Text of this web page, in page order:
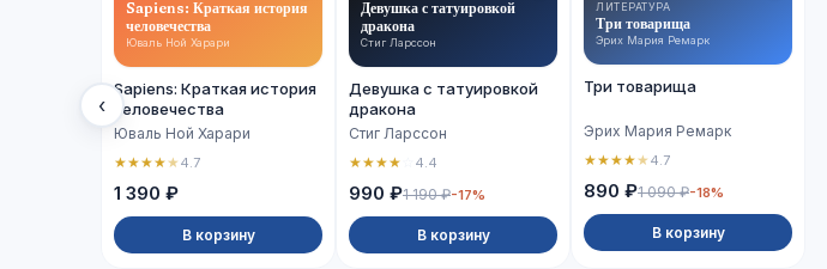
‹
Sapiens: Краткая история
человечества
Юваль Ной Харари
Sapiens: Краткая история
человечества
Юваль Ной Харари
★★★★★4.7
1 390 ₽
В корзину
Девушка с татуировкой
дракона
Стиг Ларссон
Девушка с татуировкой
дракона
Стиг Ларссон
★★★★ 4.4
990 ₽1 190 ₽-17%
В корзину
ЛИТЕРАТУРА
Три товарища
Эрих Мария Ремарк
Три товарища
Эрих Мария Ремарк
★★★★★4.7
890 ₽1 090 ₽-18%
В корзину